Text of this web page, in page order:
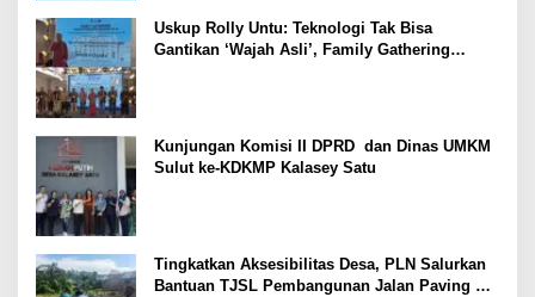
Uskup Rolly Untu: Teknologi Tak Bisa
Gantikan ‘Wajah Asli’, Family Gathering
Kunjungan Komisi II DPRD dan Dinas UMKM
Sulut ke-KDKMP Kalasey Satu
Tingkatkan Aksesibilitas Desa, PLN Salurkan
Bantuan TJSL Pembangunan Jalan Paving di